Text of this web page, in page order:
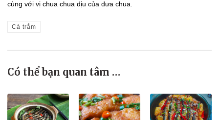
cùng với vị chua chua dịu của dưa chua.
Cá trắm
Có thể bạn quan tâm …